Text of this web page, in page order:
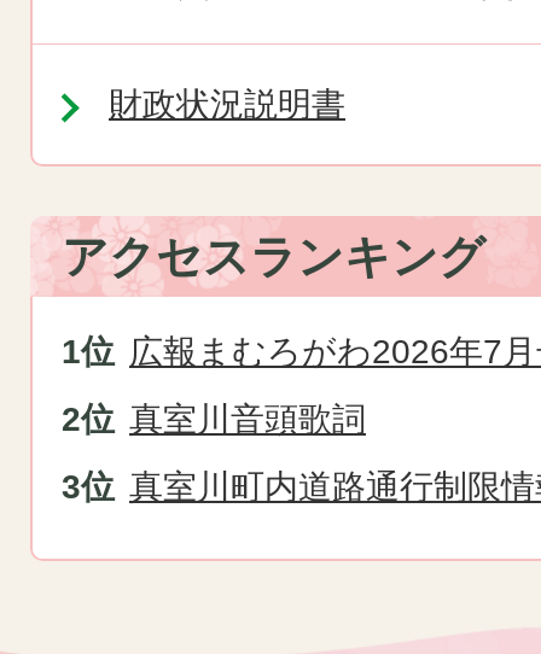
財政状況説明書
アクセスランキング
広報まむろがわ2026年7
真室川音頭歌詞
真室川町内道路通行制限